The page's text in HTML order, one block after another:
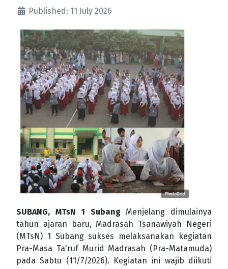
Published: 11 July 2026
SUBANG, MTsN 1 Subang Menjelang dimulainya
tahun ajaran baru, Madrasah Tsanawiyah Negeri
(MTsN) 1 Subang sukses melaksanakan kegiatan
Pra-Masa Ta'ruf Murid Madrasah (Pra-Matamuda)
pada Sabtu (11/7/2026). Kegiatan ini wajib diikuti